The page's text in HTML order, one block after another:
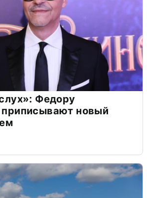
Федору
новый